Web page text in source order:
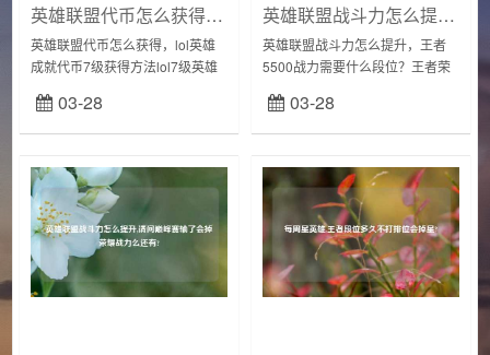
英雄联盟代币怎么获得,lol英雄成就代币7级获得方法lol7级英雄成就合成公式攻略?
英雄联盟代币怎么获得，lol英雄
成就代币7级获得方法lol7级英雄
这个英雄到五级成就，通过五局
游戏的高击杀获得升级币，即可
03-28
英雄联盟战斗力怎么提升,王者5500战力需要什么段位?
英雄联盟战斗力怎么提升，王者
5500战力需要什么段位？王者荣
要上到王者。英雄战力可以通过
排位表现分，系数分，和巅峰赛
03-28